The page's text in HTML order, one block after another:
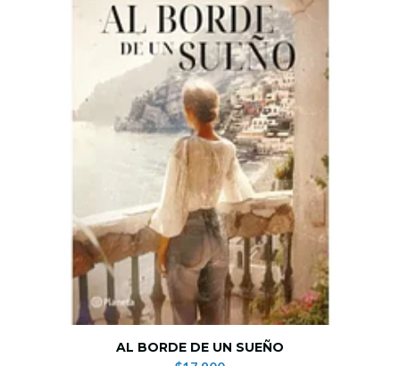
AL BORDE DE UN SUEÑO